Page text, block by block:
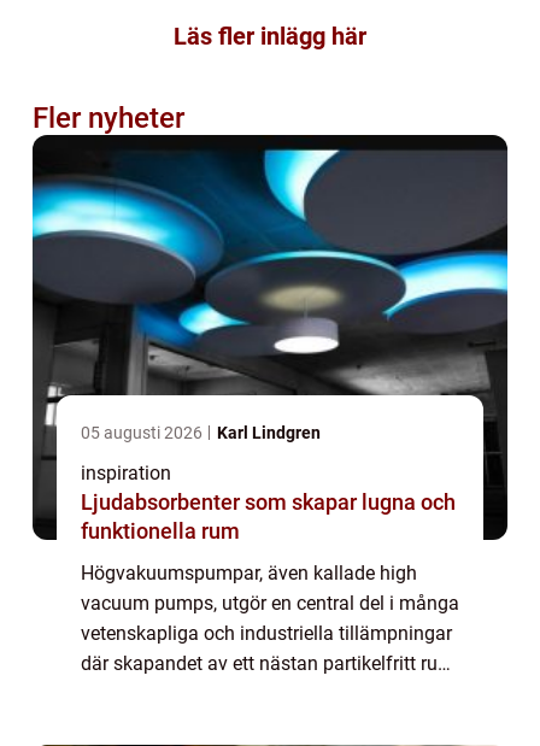
Läs fler inlägg här
Fler nyheter
05 augusti 2026 Karl Lindgren
inspiration
Ljudabsorbenter som skapar lugna och
funktionella rum
Högvakuumspumpar, även kallade high
vacuum pumps, utgör en central del i många
vetenskapliga och industriella tillämpningar
där skapandet av ett nästan partikelfritt rum